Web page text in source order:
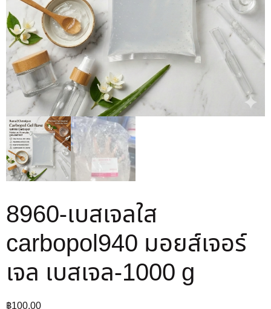
8960-เบสเจลใส
carbopol940 มอยส์เจอร์
เจล เบสเจล-1000 g
฿100.00